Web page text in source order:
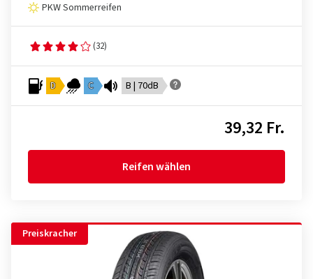
PKW Sommerreifen
(32)
D C B | 70dB
39,32 Fr.
Reifen wählen
Preiskracher